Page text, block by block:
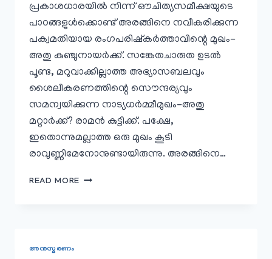
പ്രകാശധാരയിൽ നിന്ന് ഔചിത്യസമീക്ഷയുടെ
പാഠങ്ങളുൾക്കൊണ്ട് അരങ്ങിനെ നവീകരിക്കുന്ന
പക്വമതിയായ രംഗപരിഷ്കർത്താവിന്റെ മുഖം-
അതു കുഞ്ചുനായർക്ക്. സങ്കേതചാരുത ഉടൽ
പൂണ്ട, മറുവാക്കില്ലാത്ത അഭ്യാസബലവും
ശൈലീകരണത്തിന്റെ സൌന്ദര്യവും
സമന്വയിക്കുന്ന നാട്യധർമ്മീമുഖം-അതു
മറ്റാർക്ക്? രാമൻ കുട്ടിക്ക്. പക്ഷേ,
ഇതൊന്നുമല്ലാത്ത ഒരു മുഖം കൂടി
രാവുണ്ണിമേനോനുണ്ടായിരുന്നു. അരങ്ങിനെ…
READ MORE കീഴ്പ്പടം
അനുസ്മരണം